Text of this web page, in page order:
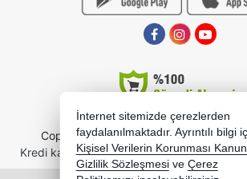
Copyright 2026 sunayb2b.com - Tüm
Kredi kartı bilgileriniz 256bit SSL sertifikası
İnternet sitemizde çerezlerden
faydalanılmaktadır. Ayrıntılı bilgi
Kişisel Verilerin Korunması
Gizlilik Sözleşmesi ve Çerez